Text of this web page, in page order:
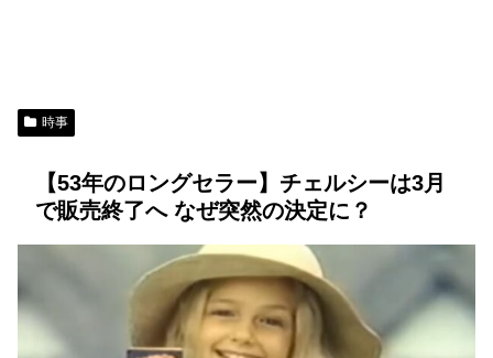
時事
【53年のロングセラー】チェルシーは3月
で販売終了へ なぜ突然の決定に？